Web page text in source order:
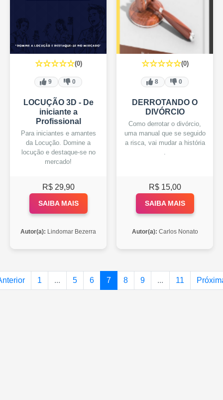
☆☆☆☆☆(0)
9 0
LOCUÇÃO 3D - De
iniciante a
Profissional
Para iniciantes e amantes
da Locução. Domine a
locução e destaque-se no
mercado!
R$ 29,90
SAIBA MAIS
Autor(a): Lindomar Bezerra
☆☆☆☆☆(0)
8 0
DERROTANDO O
DIVÓRCIO
Como derrotar o divórcio,
uma manual que se seguido
a risca, vai mudar a história
R$ 15,00
SAIBA MAIS
Autor(a): Carlos Nonato
1 ... 5 6 7 8 9 ... 11